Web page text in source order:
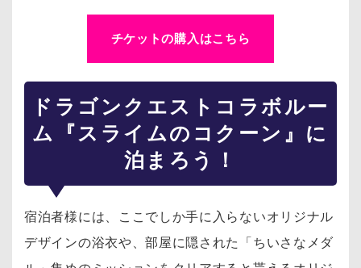
チケットの購入はこちら
ドラゴンクエスト コラボルー
ム『スライムのコクーン』に
泊まろう！
宿泊者様には、ここでしか手に入らないオリジナル
デザインの浴衣や、部屋に隠された「ちいさなメダ